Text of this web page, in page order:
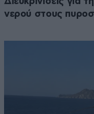
νερού στους